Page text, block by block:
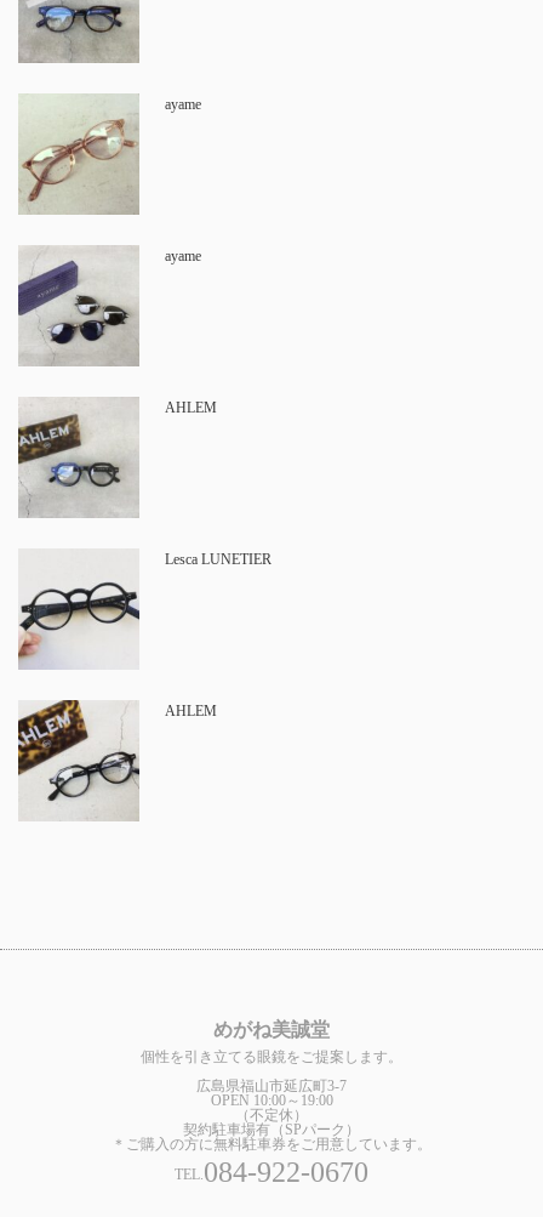
ayame
ayame
AHLEM
Lesca LUNETIER
AHLEM
めがね美誠堂
個性を引き立てる眼鏡をご提案します。
広島県福山市延広町3-7
OPEN 10:00～19:00
（不定休）
契約駐車場有（SPパーク）
＊ご購入の方に無料駐車券をご用意しています。
TEL.084-922-0670